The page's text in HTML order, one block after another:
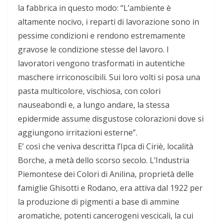
la fabbrica in questo modo: “L’ambiente è
altamente nocivo, i reparti di lavorazione sono in
pessime condizioni e rendono estremamente
gravose le condizione stesse del lavoro. I
lavoratori vengono trasformati in autentiche
maschere irriconoscibili. Sui loro volti si posa una
pasta multicolore, vischiosa, con colori
nauseabondi e, a lungo andare, la stessa
epidermide assume disgustose colorazioni dove si
aggiungono irritazioni esterne”.
E’ così che veniva descritta l’Ipca di Ciriè, località
Borche, a metà dello scorso secolo. L’Industria
Piemontese dei Colori di Anilina, proprietà delle
famiglie Ghisotti e Rodano, era attiva dal 1922 per
la produzione di pigmenti a base di ammine
aromatiche, potenti cancerogeni vescicali, la cui